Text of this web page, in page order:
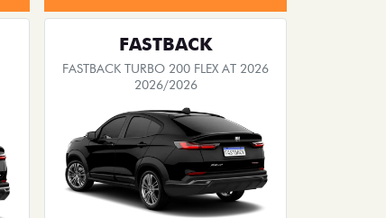
FASTBACK
FASTBACK TURBO 200 FLEX AT 2026
2026/2026